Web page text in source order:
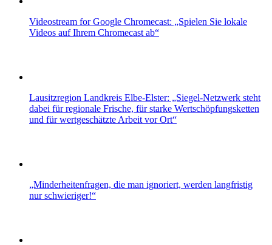
Videostream for Google Chromecast: „Spielen Sie lokale
Videos auf Ihrem Chromecast ab“
Lausitzregion Landkreis Elbe-Elster: „Siegel-Netzwerk steht
dabei für regionale Frische, für starke Wertschöpfungsketten
und für wertgeschätzte Arbeit vor Ort“
„Minderheitenfragen, die man ignoriert, werden langfristig
nur schwieriger!“